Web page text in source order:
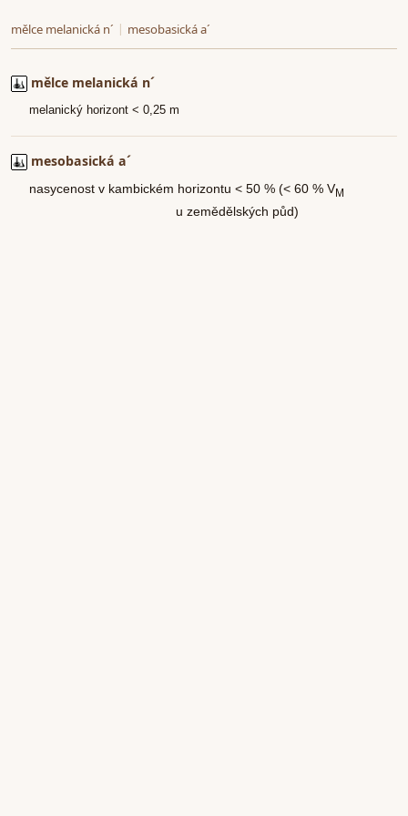
mělce melanická n´ | mesobasická a´
mělce melanická n´
melanický horizont < 0,25 m
mesobasická a´
nasycenost v kambickém horizontu < 50 % (< 60 % VM
u zemědělských půd)